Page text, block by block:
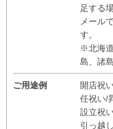
足する
メール
す。
※北海
島、諸
ご用途例
開店祝
任祝い/
設立祝
引っ越